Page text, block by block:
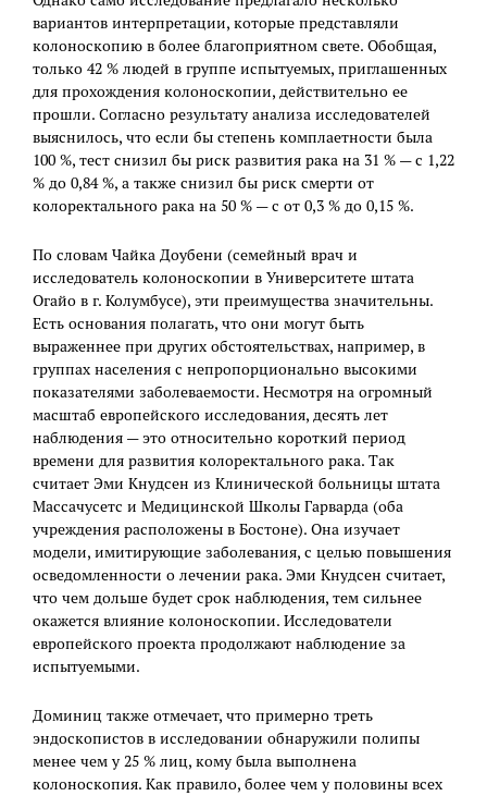
вариантов интерпретации, которые представляли
колоноскопию в более благоприятном свете. Обобщая,
только 42 % людей в группе испытуемых, приглашенных
для прохождения колоноскопии, действительно ее
прошли. Согласно результату анализа исследователей
выяснилось, что если бы степень комплаетности была
100 %, тест снизил бы риск развития рака на 31 % — с 1,22
% до 0,84 %, а также снизил бы риск смерти от
колоректального рака на 50 % — с от 0,3 % до 0,15 %.
По словам Чайка Доубени (семейный врач и
исследователь колоноскопии в Университете штата
Огайо в г. Колумбусе), эти преимущества значительны.
Есть основания полагать, что они могут быть
выраженнее при других обстоятельствах, например, в
группах населения с непропорционально высокими
показателями заболеваемости. Несмотря на огромный
масштаб европейского исследования, десять лет
наблюдения — это относительно короткий период
времени для развития колоректального рака. Так
считает Эми Кнудсен из Клинической больницы штата
Массачусетс и Медицинской Школы Гарварда (оба
учреждения расположены в Бостоне). Она изучает
модели, имитирующие заболевания, с целью повышения
осведомленности о лечении рака. Эми Кнудсен считает,
что чем дольше будет срок наблюдения, тем сильнее
окажется влияние колоноскопии. Исследователи
европейского проекта продолжают наблюдение за
испытуемыми.
Доминиц также отмечает, что примерно треть
эндоскопистов в исследовании обнаружили полипы
менее чем у 25 % лиц, кому была выполнена
колоноскопия. Как правило, более чем у половины всех